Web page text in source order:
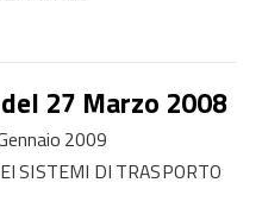
del 27 Marzo 2008
2009
SISTEMI DI TRASPORTO